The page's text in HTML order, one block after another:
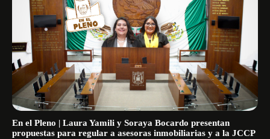
En el Pleno | Laura Yamili y Soraya Bocardo presentan
propuestas para regular a asesoras inmobiliarias y a la JCCP